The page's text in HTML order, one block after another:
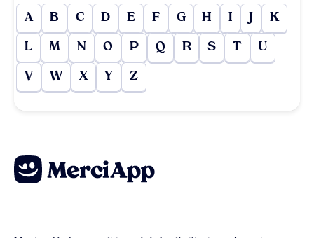
A B C D E F G H I J K
L M N O P Q R S T U
V W X Y Z